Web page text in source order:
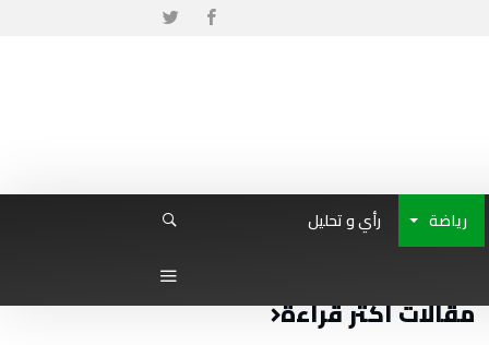
رياضة
رأي و تحليل
مقالات أكثر قراءة